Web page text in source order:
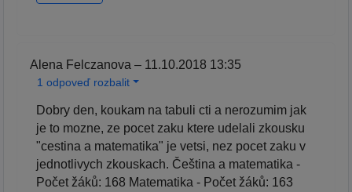
Alena Felczanova – 11.10.2018 13:35
1 odpoveď rozbalit
Dobry den, koukam na tabuli cti a nerozumim jak
je to mozne, ze pocet zaku ktere udelali zkousku
"cestina a matematika" je vetsi, nez pocet zaku v
jednotlivych zkouskach. Čeština a matematika -
Počet žáků: 168 Matematika - Počet žáků: 163